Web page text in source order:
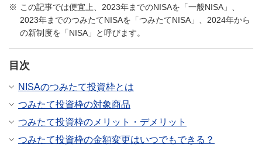
この記事では便宜上、2023年までのNISAを「一般NISA」、
2023年までのつみたてNISAを「つみたてNISA」、2024年から
の新制度を「NISA」と呼びます。
目次
NISAのつみたて投資枠とは
つみたて投資枠の対象商品
つみたて投資枠のメリット・デメリット
つみたて投資枠の金額変更はいつでもできる？